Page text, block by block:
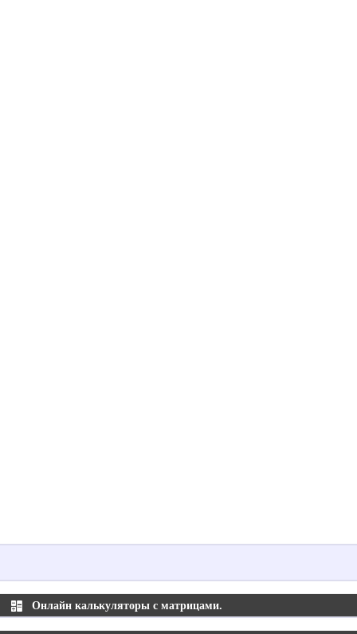
Онлайн калькуляторы с матрицами.